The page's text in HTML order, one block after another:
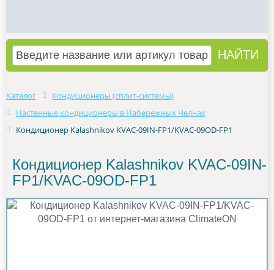
Каталог
Кондиционеры (сплит-системы)
Настенные кондиционеры в Набережных Челнах
Кондиционер Kalashnikov KVAC-09IN-FP1/KVAC-09OD-FP1
Кондиционер Kalashnikov KVAC-09IN-
FP1/KVAC-09OD-FP1